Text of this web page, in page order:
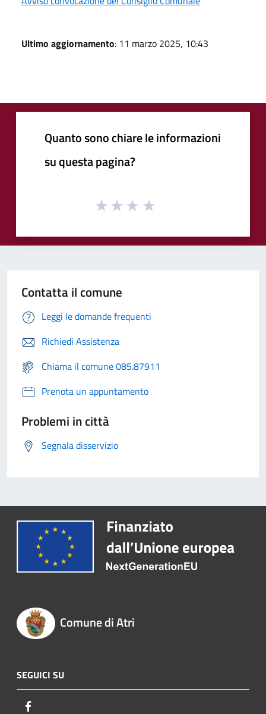
Ultimo aggiornamento: 11 marzo 2025, 10:43
Quanto sono chiare le informazioni
su questa pagina?
Contatta il comune
Leggi le domande frequenti
Richiedi Assistenza
Chiama il comune 085.87911
Prenota un appuntamento
Problemi in città
Segnala disservizio
Comune di Atri
SEGUICI SU